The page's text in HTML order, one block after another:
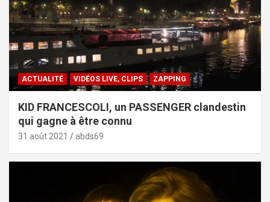
ACTUALITÉ VIDÉOS LIVE, CLIPS ZAPPING
KID FRANCESCOLI, un PASSENGER clandestin
qui gagne à être connu
31 août 2021 abds69